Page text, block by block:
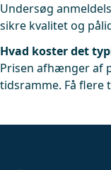
Undersøg
sikre kvalitet og
Hvad koster det
Prisen afhænger af
tidsramme. Få flere